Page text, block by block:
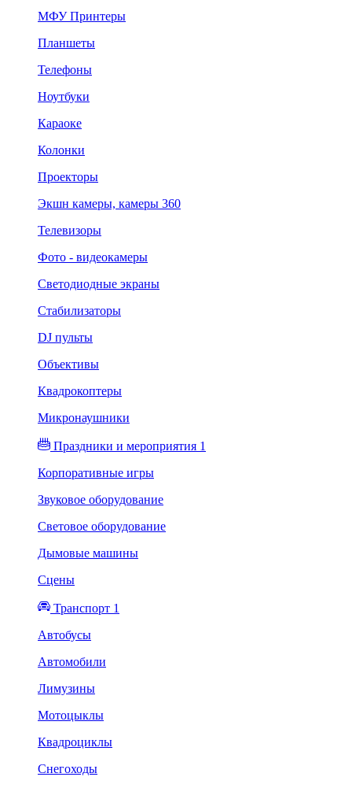
МФУ Принтеры
Планшеты
Телефоны
Ноутбуки
Караоке
Колонки
Проекторы
Экшн камеры, камеры 360
Телевизоры
Фото - видеокамеры
Светодиодные экраны
Стабилизаторы
DJ пульты
Объективы
Квадрокоптеры
Микронаушники
Праздники и мероприятия 1
Корпоративные игры
Звуковое оборудование
Световое оборудование
Дымовые машины
Сцены
Транспорт 1
Автобусы
Автомобили
Лимузины
Мотоцыклы
Квадроциклы
Снегоходы